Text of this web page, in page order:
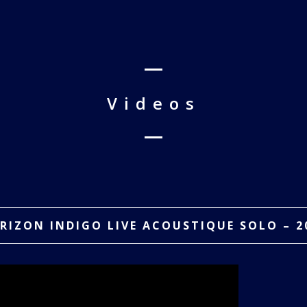
Videos
INDIGO LIVE ACOUSTIQUE SOLO –